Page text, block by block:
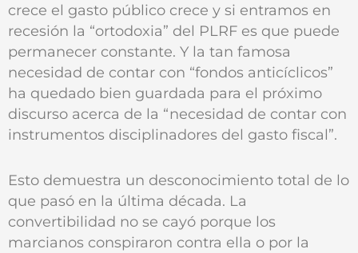
crece el gasto público crece y si entramos en
recesión la “ortodoxia” del PLRF es que puede
permanecer constante. Y la tan famosa
necesidad de contar con “fondos anticíclicos”
ha quedado bien guardada para el próximo
discurso acerca de la “necesidad de contar con
instrumentos disciplinadores del gasto fiscal”.
Esto demuestra un desconocimiento total de lo
que pasó en la última década. La
convertibilidad no se cayó porque los
marcianos conspiraron contra ella o por la